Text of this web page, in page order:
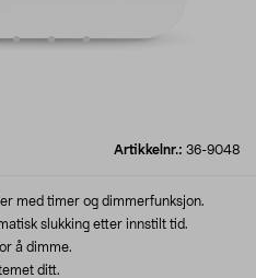
Artikkelnr.: 36-9048
med timer og dimmerfunksjon.
slukking etter innstilt tid.
å dimme.
ditt.